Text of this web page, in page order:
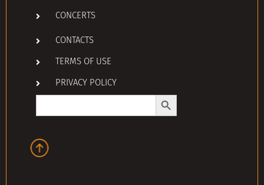
CONCERTS
CONTACTS
TERMS OF USE
PRIVACY POLICY
Search
Search Button